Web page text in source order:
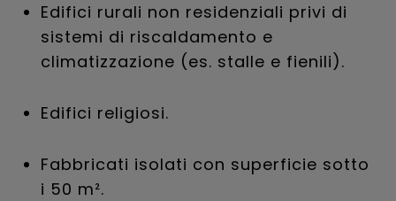
Edifici rurali non residenziali privi di
sistemi di riscaldamento e
climatizzazione (es. stalle e fienili).
Edifici religiosi.
Fabbricati isolati con superficie sotto
i 50 m².